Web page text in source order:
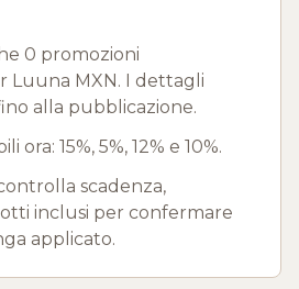
0 promozioni
Luuna MXN. I dettagli
alla pubblicazione.
ora: 15%, 5%, 12% e 10%.
scadenza,
inclusi per confermare
applicato.